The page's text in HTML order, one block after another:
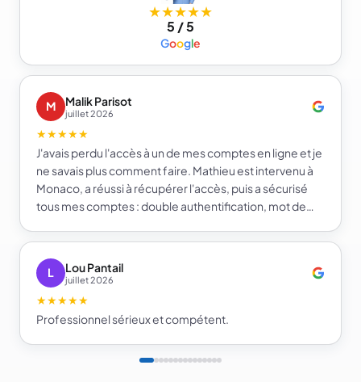
★★★★★
5 / 5
Google
M Malik Parisot
juillet 2026
★★★★★
J'avais perdu l'accès à un de mes comptes en ligne et je
ne savais plus comment faire. Mathieu est intervenu à
Monaco, a réussi à récupérer l'accès, puis a sécurisé
tous mes comptes : double authentification, mot de
beaucoup plus serein sur la sécurité de mes comptes.
Je recommande e-infomat.
L
Lou Pantail
juillet 2026
★★★★★
Professionnel sérieux et compétent.